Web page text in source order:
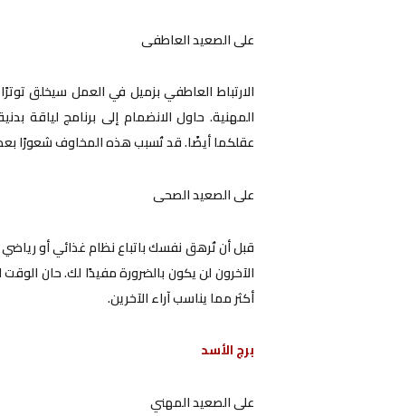
على الصعيد العاطفى
الارتباط العاطفي بزميل في العمل سيخلق
المهنية. حاول الانضمام إلى برنامج لياقة
عقلكما أيضًا. قد تُسبب هذه المخاوف شعورًا
على الصعيد الصحى
قبل أن تُرهق نفسك باتباع نظام غذائي أو
الآخرون لن يكون بالضرورة مفيدًا لك. حان
أكثر مما يناسب آراء الآخرين.
برج الأسد
على الصعيد المهني